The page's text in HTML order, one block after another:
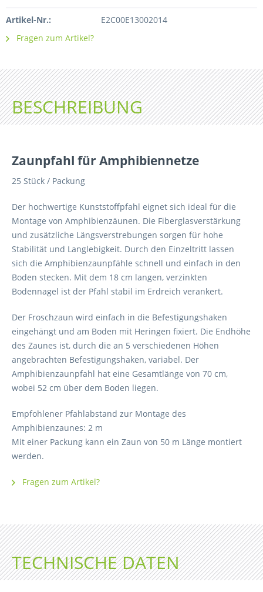
Artikel-Nr.:
E2C00E13002014
Fragen zum Artikel?
BESCHREIBUNG
Zaunpfahl für Amphibiennetze
25 Stück / Packung
Der hochwertige Kunststoffpfahl eignet sich ideal für die
Montage von Amphibienzäunen. Die Fiberglasverstärkung
und zusätzliche Längsverstrebungen sorgen für hohe
Stabilität und Langlebigkeit. Durch den Einzeltritt lassen
sich die Amphibienzaunpfähle schnell und einfach in den
Boden stecken. Mit dem 18 cm langen, verzinkten
Bodennagel ist der Pfahl stabil im Erdreich verankert.
Der Froschzaun wird einfach in die Befestigungshaken
eingehängt und am Boden mit Heringen fixiert. Die Endhöhe
des Zaunes ist, durch die an 5 verschiedenen Höhen
angebrachten Befestigungshaken, variabel. Der
Amphibienzaunpfahl hat eine Gesamtlänge von 70 cm,
wobei 52 cm über dem Boden liegen.
Empfohlener Pfahlabstand zur Montage des
Amphibienzaunes: 2 m
Mit einer Packung kann ein Zaun von 50 m Länge montiert
werden.
Fragen zum Artikel?
TECHNISCHE DATEN